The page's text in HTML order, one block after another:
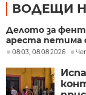
ВОДЕЩИ
Делото за
ареста петима
08:03, 08.08.2026